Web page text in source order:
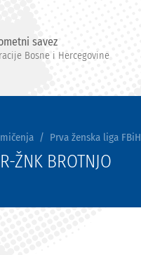
savez
Bosne i Hercegovine
Prva ženska liga FBiH
ŽNK BROTNJO